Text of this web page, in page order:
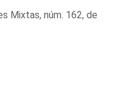
Mixtas, núm. 162, de